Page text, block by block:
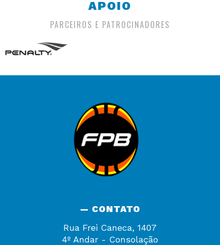
APOIO
PARCEIROS E PATROCINADORES
— CONTATO
Rua Frei Caneca, 1407
4º Andar - Consolação